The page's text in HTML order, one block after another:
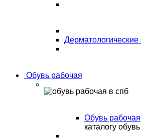
Дерматологические
Обувь рабочая
Обувь рабочая
каталогу обувь